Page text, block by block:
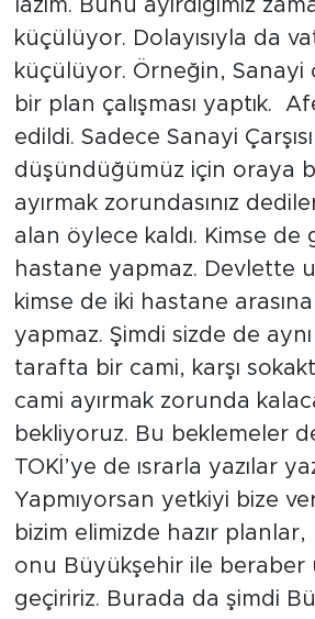
lazım. Bunu ayırdığımız
küçülüyor. Dolayısıyla da
küçülüyor. Örneğin, Sanayi
bir plan çalışması yaptık.
edildi. Sadece Sanayi
düşündüğümüz için oraya
ayırmak zorundasınız
alan öylece kaldı. Kimse de
hastane yapmaz. Devlette
kimse de iki hastane
yapmaz. Şimdi sizde de
tarafta bir cami, karşı
cami ayırmak zorunda
bekliyoruz. Bu beklemeler
TOKİ’ye de ısrarla yazılar
Yapmıyorsan yetkiyi bize
bizim elimizde hazır
onu Büyükşehir ile beraber
geçiririz. Burada da şimdi